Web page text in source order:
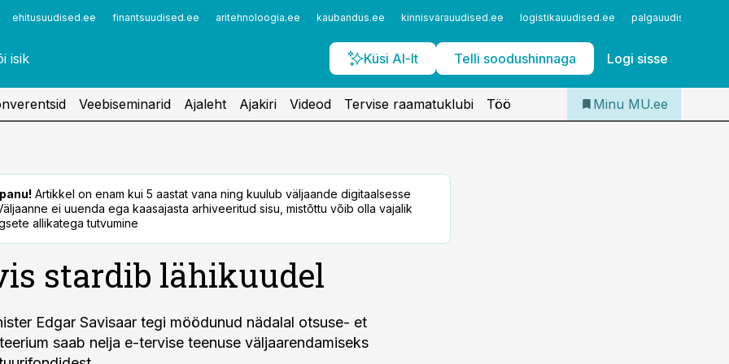
ehitusuudised.ee finantsuudised.ee aritehnoloogia.ee kaubandus.ee kinnisvarauudised.ee logistikauudised.ee palgauudised.ee
Küsi AI-lt Telli soodushinnaga Logi sisse
Iseteenindus
Telli Meditsiiniuudised
Veebiseminarid Ajaleht Ajakiri Videod Tervise raamatuklubi Töö Minu MU.ee
Artikkel on enam kui 5 aastat vana ning kuulub väljaande digitaalsesse
ei uuenda ega kaasajasta arhiveeritud sisu, mistõttu võib olla vajalik
allikatega tutvumine
stardib lähikuudel
Edgar Savisaar tegi möödunud nädalal otsuse- et
saab nelja e-tervise teenuse väljaarendamiseks